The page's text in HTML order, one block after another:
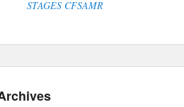
STAGES CFSAMR